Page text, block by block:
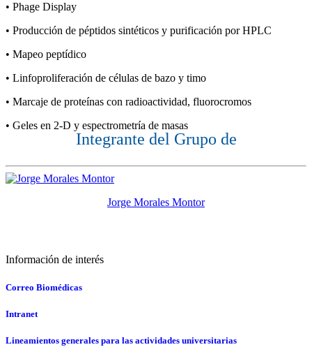
• Phage Display
• Producción de péptidos sintéticos y purificación por HPLC
• Mapeo peptídico
• Linfoproliferación de células de bazo y timo
• Marcaje de proteínas con radioactividad, fluorocromos
• Geles en 2-D y espectrometría de masas
Integrante del Grupo de
Jorge Morales Montor
Información de interés
Correo Biomédicas
Intranet
Lineamientos generales para las actividades universitarias